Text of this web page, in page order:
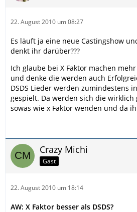
22. August 2010 um 08:27
Es läuft ja eine neue Castingshow
denkt ihr darüber???
Ich glaube bei X Faktor machen
und denke die werden auch
DSDS Lieder werden zumindestens
gespielt. Da werden sich die wirklich
sowas wie x Faktor wenden und da
Crazy Michi
Gast
22. August 2010 um 18:14
AW: X Faktor besser als DSDS?